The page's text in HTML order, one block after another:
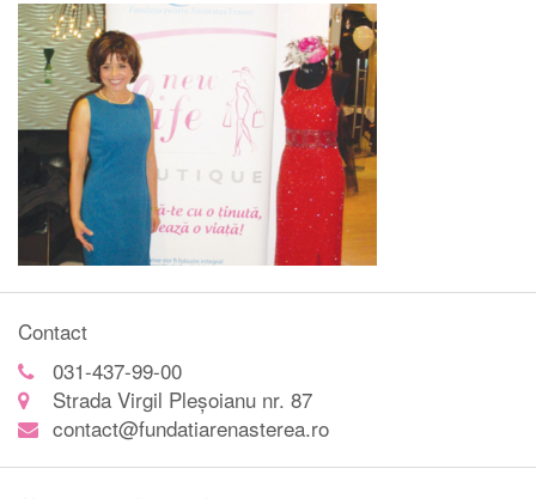
Contact
031-437-99-00
Strada Virgil Pleșoianu nr. 87
contact@fundatiarenasterea.ro